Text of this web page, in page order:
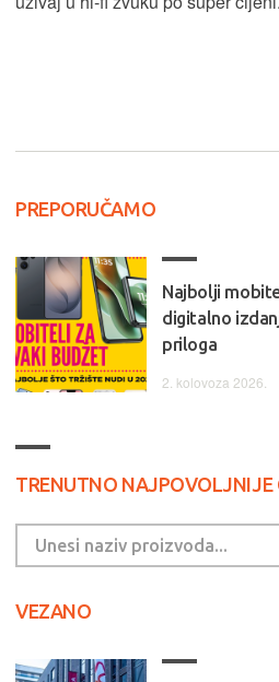
PREPORUČAMO
Najbolji
digitalno
priloga
2. kolovoza 2026.
TRENUTNO NAJPOVOLJNIJE
VEZANO